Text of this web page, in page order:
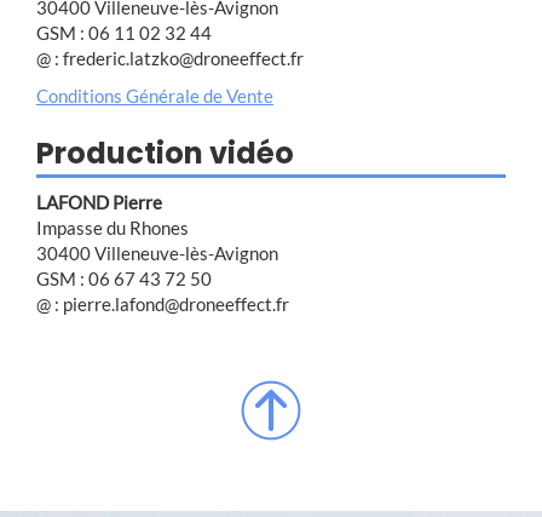
30400 Villeneuve-lès-Avignon
GSM : 06 11 02 32 44
@ : frederic.latzko@droneeffect.fr
Conditions Générale de Vente
Production vidéo
LAFOND Pierre
Impasse du Rhones
30400 Villeneuve-lès-Avignon
GSM : 06 67 43 72 50
@ : pierre.lafond@droneeffect.fr